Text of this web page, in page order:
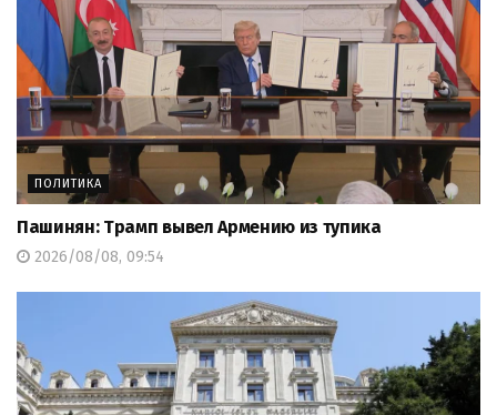
ПОЛИТИКА
Пашинян: Трамп вывел Армению из тупика
2026/08/08, 09:54